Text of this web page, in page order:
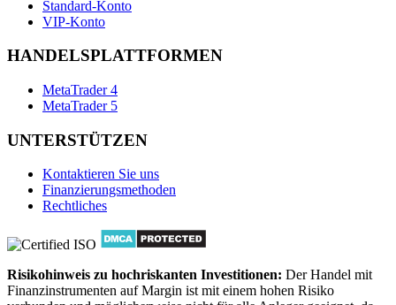
Standard-Konto
VIP-Konto
HANDELSPLATTFORMEN
MetaTrader 4
MetaTrader 5
UNTERSTÜTZEN
Kontaktieren Sie uns
Finanzierungsmethoden
Rechtliches
Risikohinweis zu hochriskanten Investitionen: Der Handel mit
Finanzinstrumenten auf Margin ist mit einem hohen Risiko